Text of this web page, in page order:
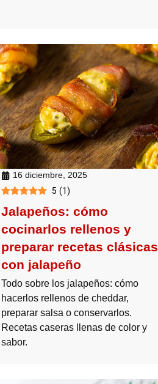
16 diciembre, 2025
5 (1)
Jalapeños: cómo
cocinarlos rellenos y
preparar recetas clásicas
con jalapeño
Todo sobre los jalapeños: cómo
hacerlos rellenos de cheddar,
preparar salsa o conservarlos.
Recetas caseras llenas de color y
sabor.